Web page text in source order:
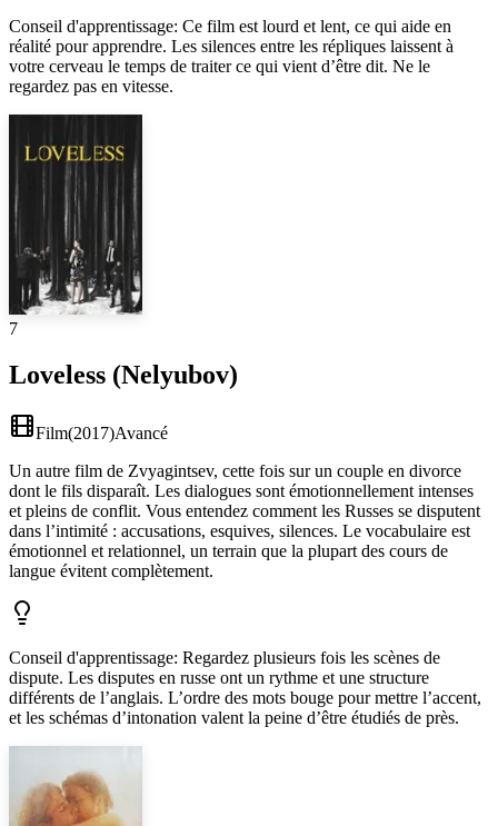
Conseil d'apprentissage: Ce film est lourd et lent, ce qui aide en
réalité pour apprendre. Les silences entre les répliques laissent à
votre cerveau le temps de traiter ce qui vient d’être dit. Ne le
regardez pas en vitesse.
7
Loveless (Nelyubov)
Film(2017)Avancé
Un autre film de Zvyagintsev, cette fois sur un couple en divorce
dont le fils disparaît. Les dialogues sont émotionnellement intenses
et pleins de conflit. Vous entendez comment les Russes se disputent
dans l’intimité : accusations, esquives, silences. Le vocabulaire est
émotionnel et relationnel, un terrain que la plupart des cours de
langue évitent complètement.
Conseil d'apprentissage: Regardez plusieurs fois les scènes de
dispute. Les disputes en russe ont un rythme et une structure
différents de l’anglais. L’ordre des mots bouge pour mettre l’accent,
et les schémas d’intonation valent la peine d’être étudiés de près.